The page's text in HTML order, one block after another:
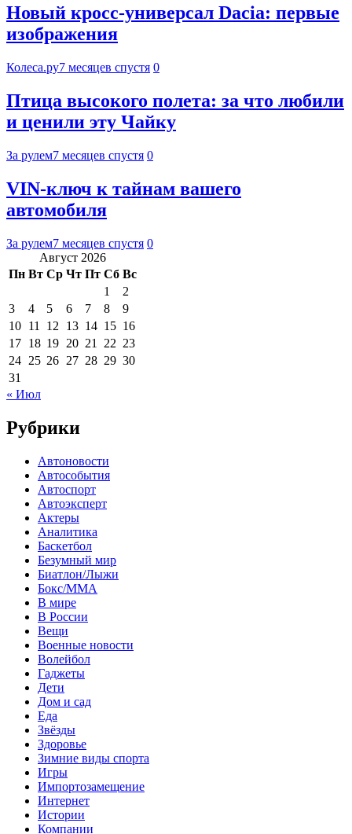
Новый кросс-универсал Dacia: первые
изображения
Колеса.ру7 месяцев спустя 0
Птица высокого полета: за что любили
и ценили эту Чайку
За рулем7 месяцев спустя 0
VIN-ключ к тайнам вашего
автомобиля
За рулем7 месяцев спустя 0
Август 2026
Пн Вт Ср Чт Пт Сб Вс
1
2
3
4 5 6 7 8
9
10 11 12 13 14 15 16
17 18 19 20 21 22 23
24 25 26 27 28 29 30
31
« Июл
Рубрики
Автоновости
Автособытия
Автоспорт
Автоэксперт
Актеры
Аналитика
Баскетбол
Безумный мир
Биатлон/Лыжи
Бокс/MMA
В мире
В России
Вещи
Военные новости
Волейбол
Гаджеты
Дети
Дом и сад
Еда
Звёзды
Здоровье
Зимние виды спорта
Игры
Импортозамещение
Интернет
Истории
Компании